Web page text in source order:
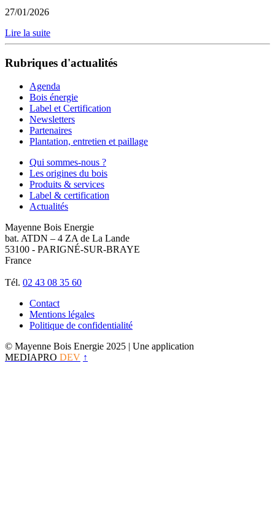
27/01/2026
Lire la suite
Rubriques d'actualités
Agenda
Bois énergie
Label et Certification
Newsletters
Partenaires
Plantation, entretien et paillage
Qui sommes-nous ?
Les origines du bois
Produits & services
Label & certification
Actualités
Mayenne Bois Energie
bat. ATDN – 4 ZA de La Lande
53100 - PARIGNÉ-SUR-BRAYE
France
Tél. 02 43 08 35 60
Contact
Mentions légales
Politique de confidentialité
© Mayenne Bois Energie 2025 | Une application
MEDIAPRO DEV ↑